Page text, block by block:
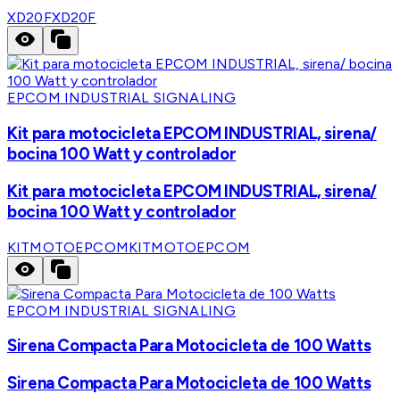
XD20FXD20F
EPCOM INDUSTRIAL SIGNALING
Kit para motocicleta EPCOM INDUSTRIAL, sirena/
bocina 100 Watt y controlador
Kit para motocicleta EPCOM INDUSTRIAL, sirena/
bocina 100 Watt y controlador
KITMOTOEPCOMKITMOTOEPCOM
EPCOM INDUSTRIAL SIGNALING
Sirena Compacta Para Motocicleta de 100 Watts
Sirena Compacta Para Motocicleta de 100 Watts